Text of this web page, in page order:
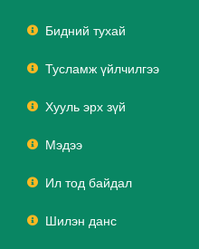
Бидний тухай
Тусламж үйлчилгээ
Хууль эрх зүй
Мэдээ
Ил тод байдал
Шилэн данс